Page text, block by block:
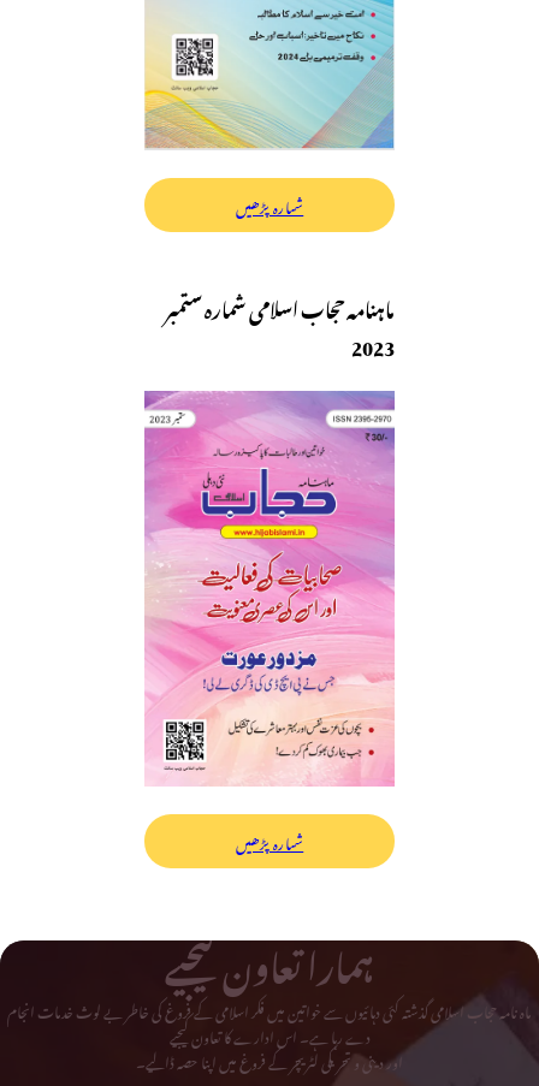
شمارہ پڑھیں
ماہنامہ حجاب اسلامی شمارہ ستمبر
2023
شمارہ پڑھیں
ہمارا تعاون کیجیے
ماہ نامہ حجاب اسلامی گذشتہ کئی دہائیوں سے خواتین میں فکر اسلامی کے فروغ کی خاطر بے لوث خدمات انجام
دے رہا ہے۔ اس ادارے کا تعاون کیجیے
اور دینی و تحریکی لٹریچر کے فروغ میں اپنا حصہ ڈالیے۔